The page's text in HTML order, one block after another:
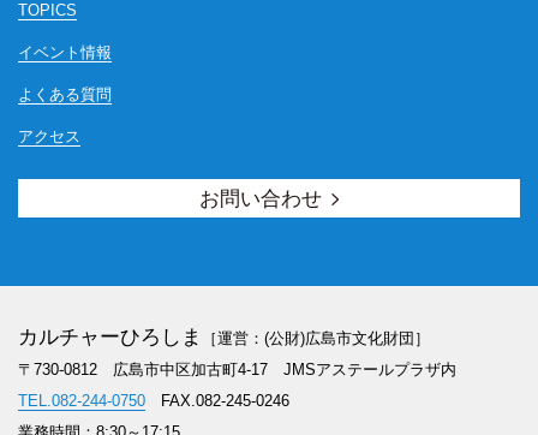
TOPICS
イベント情報
よくある質問
アクセス
お問い合わせ
カルチャーひろしま
［運営：(公財)広島市文化財団］
〒730-0812 広島市中区加古町4-17 JMSアステールプラザ内
TEL.082-244-0750FAX.082-245-0246